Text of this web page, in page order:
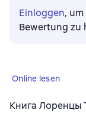
Einloggen,
Bewertung zu
Online lesen
Книга Лоренцы